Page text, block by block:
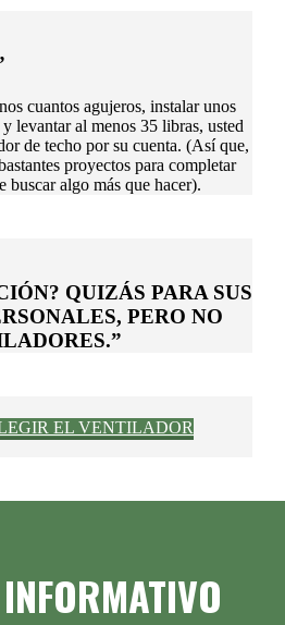
cuantos agujeros, instalar unos
levantar al menos 35 libras, usted
de techo por su cuenta. (Así que,
proyectos para completar
buscar algo más que hacer).
QUIZÁS PARA SUS
PERO NO
EL VENTILADOR